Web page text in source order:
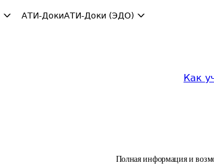
АТИ-ДокиАТИ-Доки (ЭДО)
Как
Полная информация и